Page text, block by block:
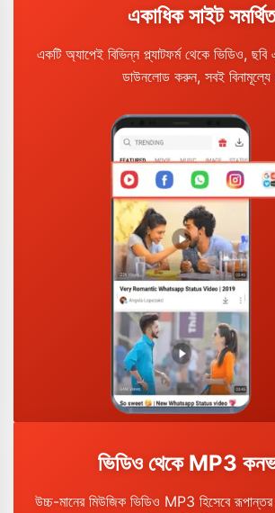
একাধিক সাইট সমর্থিত
একটি অ্যাপেই বিভিন্ন প্ল্যাটফর্ম থেকে ভিডিও,
ডাউনলোড করুন, সবই
ভিডিও থেকে MP3
উচ্চ-মানের মিউজিক ভিডিও MP3 হিসেবে